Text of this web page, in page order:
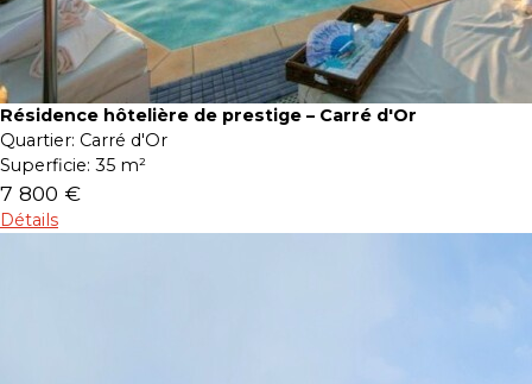
Résidence hôtelière de prestige – Carré d'Or
Quartier: Carré d'Or
Superficie: 35 m²
7 800 €
Détails